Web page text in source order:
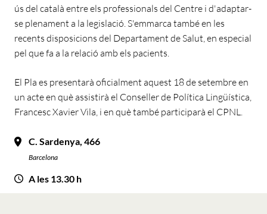
ús del català entre els professionals del Centre i d'adaptar-
se plenament a la legislació. S'emmarca també en les
recents disposicions del Departament de Salut, en especial
pel que fa a la relació amb els pacients.
El Pla es presentarà oficialment aquest 18 de setembre en
un acte en què assistirà el Conseller de Política Lingüística,
Francesc Xavier Vila, i en què també participarà el CPNL.
C. Sardenya, 466
Barcelona
A les 13.30 h